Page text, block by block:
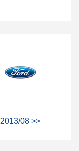
2013/08 >>